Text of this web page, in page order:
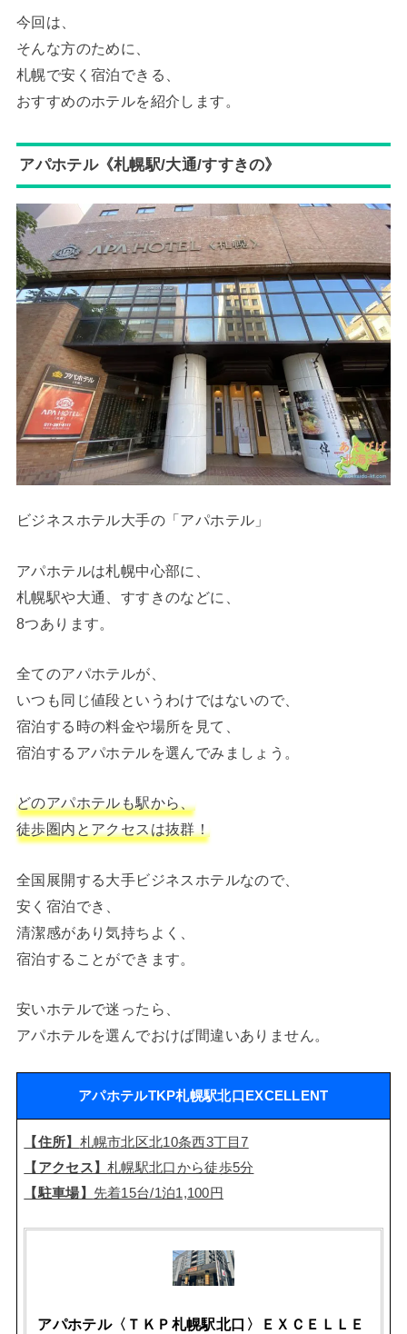
今回は、
そんな方のために、
札幌で安く宿泊できる、
おすすめのホテルを紹介します。
アパホテル《札幌駅/大通/すすきの》
ビジネスホテル大手の「アパホテル」
アパホテルは札幌中心部に、
札幌駅や大通、すすきのなどに、
8つあります。
全てのアパホテルが、
いつも同じ値段というわけではないので、
宿泊する時の料金や場所を見て、
宿泊するアパホテルを選んでみましょう。
どのアパホテルも駅から、
徒歩圏内とアクセスは抜群！
全国展開する大手ビジネスホテルなので、
安く宿泊でき、
清潔感があり気持ちよく、
宿泊することができます。
安いホテルで迷ったら、
アパホテルを選んでおけば間違いありません。
アパホテルTKP札幌駅北口EXCELLENT
【住所】 札幌市北区北10条西3丁目7
【アクセス】札幌駅北口から徒歩5分
【駐車場】 先着15台/1泊1,100円
アパホテル〈ＴＫＰ札幌駅北口〉ＥＸＣＥＬＬＥ